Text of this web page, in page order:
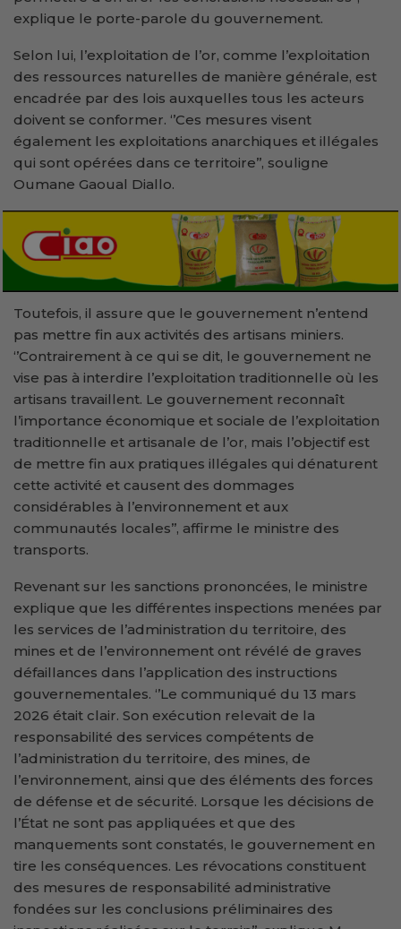
explique le porte-parole du gouvernement.
Selon lui, l’exploitation de l’or, comme l’exploitation
des ressources naturelles de manière générale, est
encadrée par des lois auxquelles tous les acteurs
doivent se conformer. ‘’Ces mesures visent
également les exploitations anarchiques et illégales
qui sont opérées dans ce territoire’’, souligne
Oumane Gaoual Diallo.
Toutefois, il assure que le gouvernement n’entend
pas mettre fin aux activités des artisans miniers.
‘’Contrairement à ce qui se dit, le gouvernement ne
vise pas à interdire l’exploitation traditionnelle où les
artisans travaillent. Le gouvernement reconnaît
l’importance économique et sociale de l’exploitation
traditionnelle et artisanale de l’or, mais l’objectif est
de mettre fin aux pratiques illégales qui dénaturent
cette activité et causent des dommages
considérables à l’environnement et aux
communautés locales’’, affirme le ministre des
transports.
Revenant sur les sanctions prononcées, le ministre
explique que les différentes inspections menées par
les services de l’administration du territoire, des
mines et de l’environnement ont révélé de graves
défaillances dans l’application des instructions
gouvernementales. ‘’Le communiqué du 13 mars
2026 était clair. Son exécution relevait de la
responsabilité des services compétents de
l’administration du territoire, des mines, de
l’environnement, ainsi que des éléments des forces
de défense et de sécurité. Lorsque les décisions de
l’État ne sont pas appliquées et que des
manquements sont constatés, le gouvernement en
tire les conséquences. Les révocations constituent
des mesures de responsabilité administrative
fondées sur les conclusions préliminaires des